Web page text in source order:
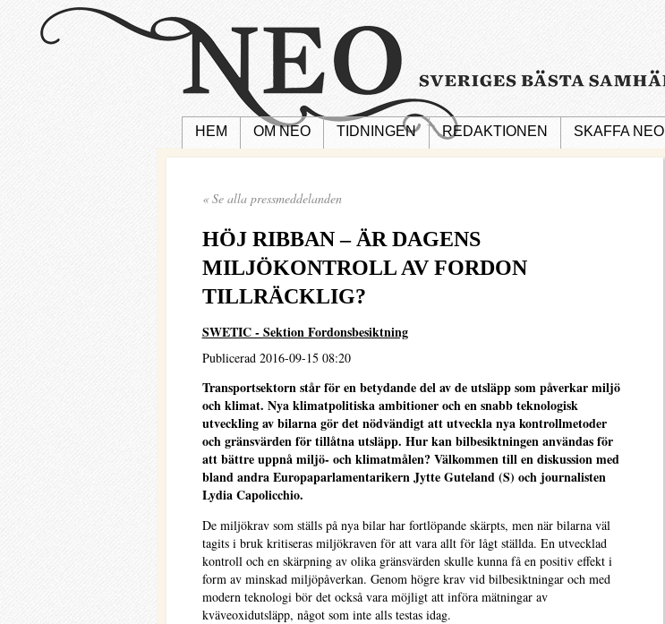
HEM OM NEO TIDNINGEN REDAKTIONEN SKAFFA NEO
« Se alla pressmeddelanden
HÖJ RIBBAN – ÄR DAGENS
MILJÖKONTROLL AV FORDON
TILLRÄCKLIG?
SWETIC - Sektion Fordonsbesiktning
Publicerad 2016-09-15 08:20
Transportsektorn står för en betydande del av de utsläpp som påverkar miljö
och klimat. Nya klimatpolitiska ambitioner och en snabb teknologisk
utveckling av bilarna gör det nödvändigt att utveckla nya kontrollmetoder
och gränsvärden för tillåtna utsläpp. Hur kan bilbesiktningen användas för
att bättre uppnå miljö- och klimatmålen? Välkommen till en diskussion med
bland andra Europaparlamentarikern Jytte Guteland (S) och journalisten
Lydia Capolicchio.
De miljökrav som ställs på nya bilar har fortlöpande skärpts, men när bilarna väl
tagits i bruk kritiseras miljökraven för att vara allt för lågt ställda. En utvecklad
kontroll och en skärpning av olika gränsvärden skulle kunna få en positiv effekt i
form av minskad miljöpåverkan. Genom högre krav vid bilbesiktningar och med
modern teknologi bör det också vara möjligt att införa mätningar av
kväveoxidutsläpp, något som inte alls testas idag.